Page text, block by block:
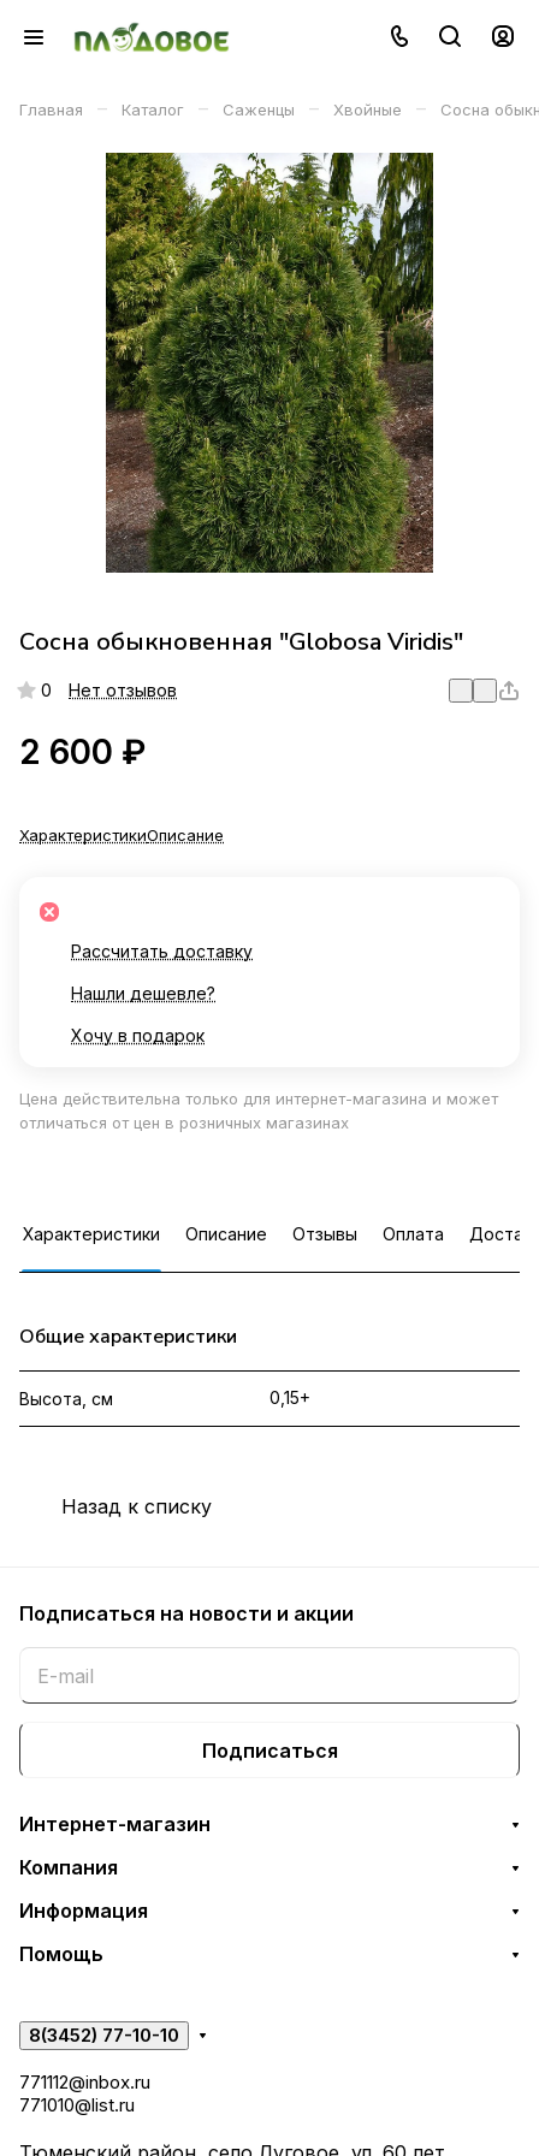
Главная – Каталог – Саженцы – Хвойные – Сосна
Сосна обыкновенная "Globosa Viridis"
0 Нет отзывов
2 600 ₽
ХарактеристикиОписание
Рассчитать доставку
Нашли дешевле?
Хочу в подарок
Цена действительна только для интернет-магазина и может
отличаться от цен в розничных магазинах
Характеристики Описание Отзывы Оплата
Общие характеристики
Высота, см 0,15+
Назад к списку
Подписаться на новости и акции
Подписаться
Интернет-магазин
Компания
Информация
Помощь
8(3452) 77-10-10
771112@inbox.ru
771010@list.ru